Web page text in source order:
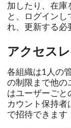
加したり、在庫
と、ログインし
れ、更新する必
アクセス
各組織は1人の
の制限まで他の
はユーザーごと
カウント保持者
で招待できます